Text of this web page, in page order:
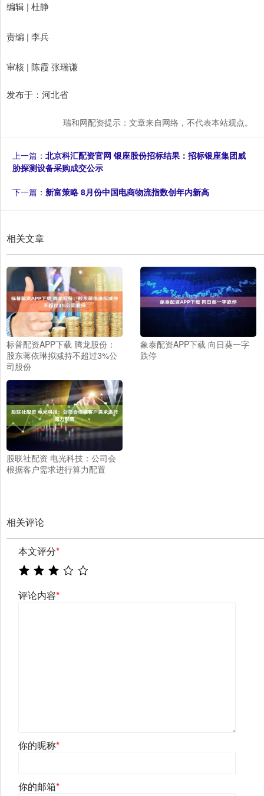
编辑 | 杜静
责编 | 李兵
审核 | 陈霞 张瑞谦
发布于：河北省
瑞和网配资提示：文章来自网络，不代表本站观点。
上一篇： 北京科汇配资官网 银座股份招标结果：招标银座集团威
胁探测设备采购成交公示
下一篇： 新富策略 8月份中国电商物流指数创年内新高
相关文章
标普配资APP下载 腾龙股份：
股东蒋依琳拟减持不超过3%公
司股份
象泰配资APP下载 向日葵一字
跌停
股联社配资 电光科技：公司会
根据客户需求进行算力配置
相关评论
本文评分*
评论内容*
你的昵称*
你的邮箱*